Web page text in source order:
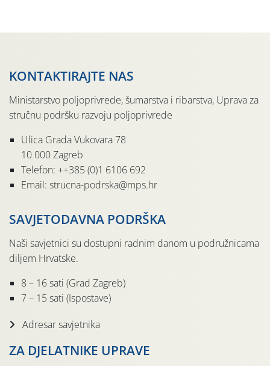
KONTAKTIRAJTE NAS
Ministarstvo poljoprivrede, šumarstva i ribarstva, Uprava za
stručnu podršku razvoju poljoprivrede
Ulica Grada Vukovara 78
10 000 Zagreb
Telefon: ++385 (0)1 6106 692
Email: strucna-podrska@mps.hr
SAVJETODAVNA PODRŠKA
Naši savjetnici su dostupni radnim danom u podružnicama
diljem Hrvatske.
8 – 16 sati (Grad Zagreb)
7 – 15 sati (Ispostave)
Adresar savjetnika
ZA DJELATNIKE UPRAVE